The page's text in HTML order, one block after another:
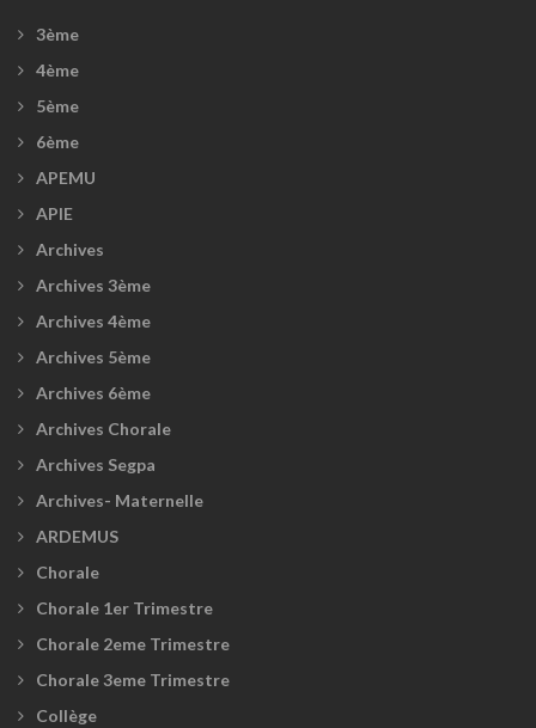
3ème
4ème
5ème
6ème
APEMU
APIE
Archives
Archives 3ème
Archives 4ème
Archives 5ème
Archives 6ème
Archives Chorale
Archives Segpa
Archives- Maternelle
ARDEMUS
Chorale
Chorale 1er Trimestre
Chorale 2eme Trimestre
Chorale 3eme Trimestre
Collège